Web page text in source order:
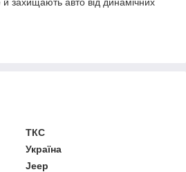
ТКС
Україна
Jeep